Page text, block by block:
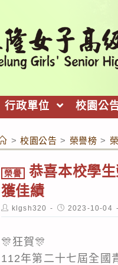
行政單位 校園公
> 校園公告 > 榮譽榜 >
榮譽
恭喜本校學
獲佳績
Post
author:
klgsh320
Post
published:
2023-10-04
🎊狂賀🎊
112年第二十七屆全國